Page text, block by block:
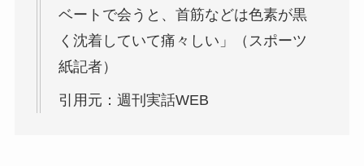
ベートで会うと、首筋などは色素が黒
く沈着していて痛々しい」（スポーツ
紙記者）
引用元：週刊実話WEB